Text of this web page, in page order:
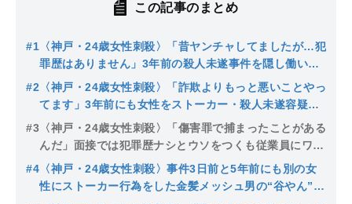
この記事のまとめ
#1 〈神戸・24歳女性刺殺〉「昔ヤンチャしてましたが…犯
罪歴はありません」3年前の殺人未遂事件を隠し働いて
いた“谷ヤン”（35）は借金300万円で自己破産を計画、
休日はバレーボールで子どもを指導
#2 〈神戸・24歳女性刺殺〉「詐欺よりもっと悪いことやっ
てます」3年前にも女性をストーカー・殺人未遂容疑で
逮捕された“谷やん”はクマが出る道で菓子を食べている
ところを逮捕「なぜ奥多摩に？」
#3 〈神戸・24歳女性刺殺〉「傷害罪で捕まったことがある
んだ」面接では犯罪歴ナシとウソをつくも従業員にワル
自慢…猶予判決だった“谷やん”当時の裁判長は「再犯が
強く危惧される」
#4 〈神戸・24歳女性刺殺〉事件3日前と5年前にも別の女
性にストーカー行為をした金髪メッシュ男の“谷やん”…